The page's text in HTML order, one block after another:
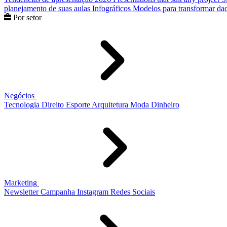
planejamento de suas aulas Infográficos Modelos para transformar
Por setor
Negócios
Tecnologia Direito Esporte Arquitetura Moda Dinheiro
Marketing
Newsletter Campanha Instagram Redes Sociais